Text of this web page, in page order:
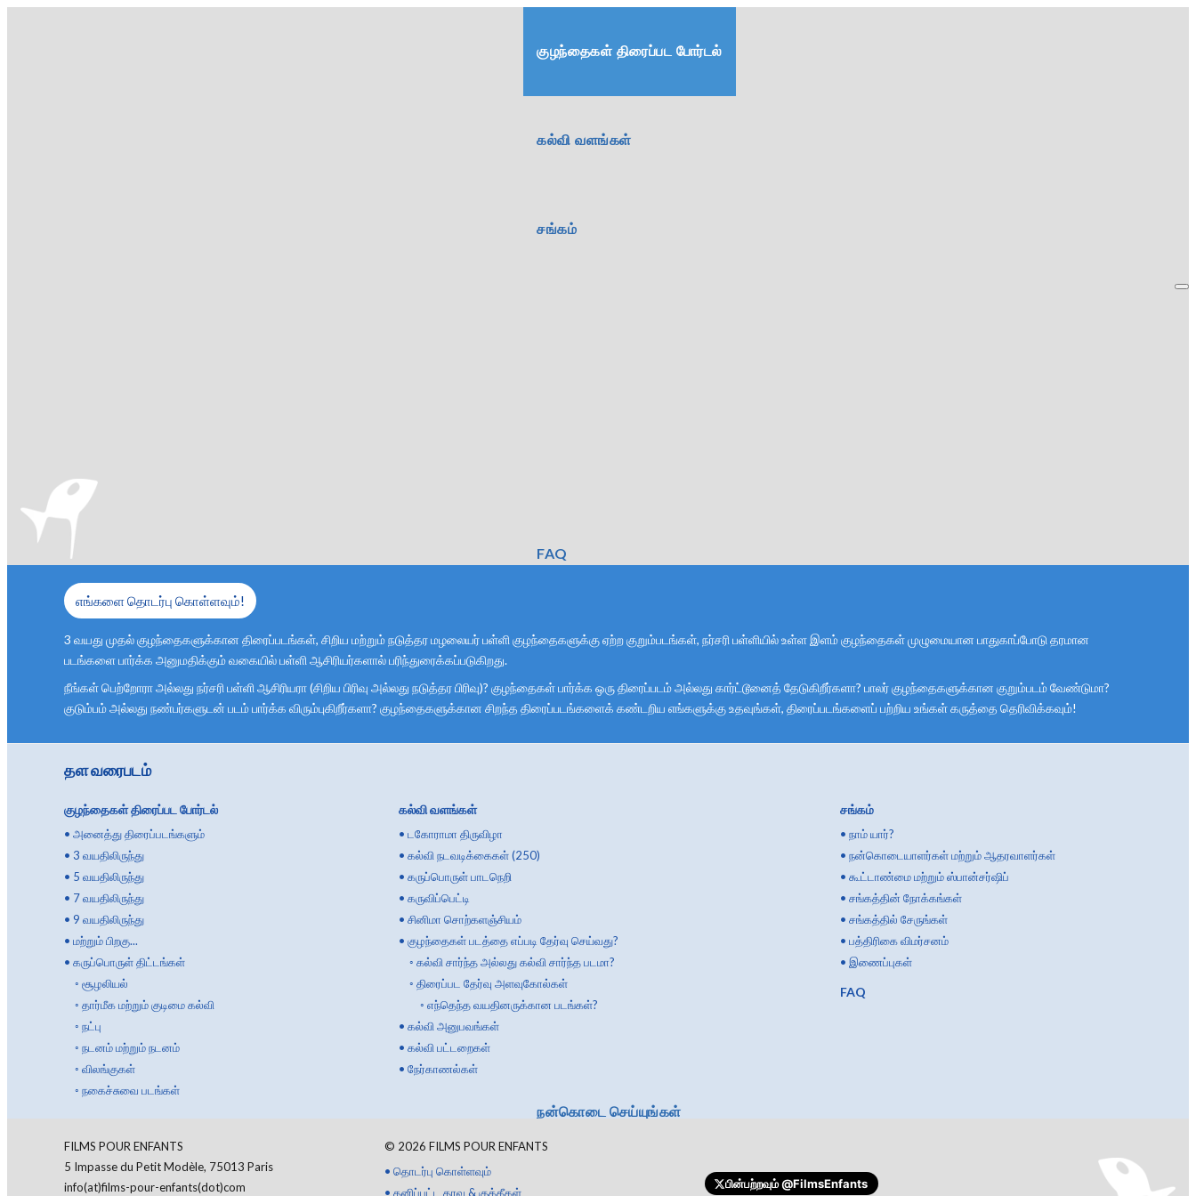
குழந்தைகள் திரைப்பட போர்டல்
கல்வி வளங்கள்
சங்கம்
FAQ
நன்கொடை செய்யுங்கள்
எங்களை தொடர்பு கொள்ளவும்!
3 வயது முதல் குழந்தைகளுக்கான திரைப்படங்கள், சிறிய மற்றும் நடுத்தர மழலையர் பள்ளி குழந்தைகளுக்கு ஏற்ற குறும்படங்கள், நர்சரி பள்ளியில் உள்ள இளம் குழந்தைகள் முழுமையான பாதுகாப்போடு தரமான
படங்களை பார்க்க அனுமதிக்கும் வகையில் பள்ளி ஆசிரியர்களால் பரிந்துரைக்கப்படுகிறது.
நீங்கள் பெற்றோரா அல்லது நர்சரி பள்ளி ஆசிரியரா (சிறிய பிரிவு அல்லது நடுத்தர பிரிவு)? குழந்தைகள் பார்க்க ஒரு திரைப்படம் அல்லது கார்ட்டூனைத் தேடுகிறீர்களா? பாலர் குழந்தைகளுக்கான குறும்படம் வேண்டுமா?
குடும்பம் அல்லது நண்பர்களுடன் படம் பார்க்க விரும்புகிறீர்களா? குழந்தைகளுக்கான சிறந்த திரைப்படங்களைக் கண்டறிய எங்களுக்கு உதவுங்கள், திரைப்படங்களைப் பற்றிய உங்கள் கருத்தை தெரிவிக்கவும்!
தள வரைபடம்
குழந்தைகள் திரைப்பட போர்டல்
• அனைத்து திரைப்படங்களும்
• 3 வயதிலிருந்து
• 5 வயதிலிருந்து
• 7 வயதிலிருந்து
• 9 வயதிலிருந்து
• மற்றும் பிறகு...
• கருப்பொருள் திட்டங்கள்
◦ சூழலியல்
◦ தார்மீக மற்றும் குடிமை கல்வி
◦ நட்பு
◦ நடனம் மற்றும் நடனம்
◦ விலங்குகள்
◦ நகைச்சுவை படங்கள்
கல்வி வளங்கள்
• டகோராமா திருவிழா
• கல்வி நடவடிக்கைகள் (250)
• கருப்பொருள் பாடநெறி
• கருவிப்பெட்டி
• சினிமா சொற்களஞ்சியம்
• குழந்தைகள் படத்தை எப்படி தேர்வு செய்வது?
◦ கல்வி சார்ந்த அல்லது கல்வி சார்ந்த படமா?
◦ திரைப்பட தேர்வு அளவுகோல்கள்
◦ எந்தெந்த வயதினருக்கான படங்கள்?
• கல்வி அனுபவங்கள்
• கல்வி பட்டறைகள்
• நேர்காணல்கள்
சங்கம்
• நாம் யார்?
• நன்கொடையாளர்கள் மற்றும் ஆதரவாளர்கள்
• கூட்டாண்மை மற்றும் ஸ்பான்சர்ஷிப்
• சங்கத்தின் நோக்கங்கள்
• சங்கத்தில் சேருங்கள்
• பத்திரிகை விமர்சனம்
• இணைப்புகள்
FAQ
FILMS POUR ENFANTS
5 Impasse du Petit Modèle, 75013 Paris
info(at)films-pour-enfants(dot)com
© 2026 FILMS POUR ENFANTS
• தொடர்பு கொள்ளவும்
• தனிப்பட்ட தரவு & குக்கீகள்
பின்பற்றவும்@FilmsEnfants